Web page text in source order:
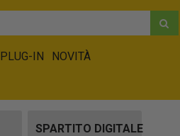
PLUG-IN
NOVITÀ
SPARTITO DIGITALE